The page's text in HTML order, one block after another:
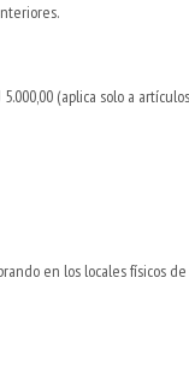
5.000,00 (aplica solo a
en los locales físicos de